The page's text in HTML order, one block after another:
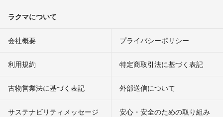
ラクマについて
会社概要 プライバシーポリシー
利用規約 特定商取引法に基づく表記
古物営業法に基づく表記 外部送信について
サステナビリティメッセージ 安心・安全のための取り組み